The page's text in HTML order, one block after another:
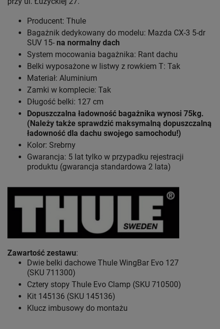
Producent: Thule
Bagażnik dedykowany do modelu: Mazda CX-3 5-dr
SUV 15- na normalny dach
System mocowania bagażnika: Rant dachu
Belki wyposażone w listwy z rowkiem T: Tak
Materiał: Aluminium
Zamki w komplecie: Tak
Długość belki: 127 cm
Dopuszczalna ładowność bagażnika wynosi 75kg.
(Należy także sprawdzić maksymalną dopuszczalną
ładowność dla dachu swojego samochodu!)
Kolor: Srebrny
Gwarancja: 5 lat tylko w przypadku rejestracji
produktu (gwarancja standardowa 2 lata)
Zawartość zestawu:
Dwie belki dachowe Thule WingBar Evo 127
(SKU 711300)
Cztery stopy Thule Evo Clamp (SKU 710500)
Kit 145136 (SKU 145136)
Klucz imbusowy do montażu